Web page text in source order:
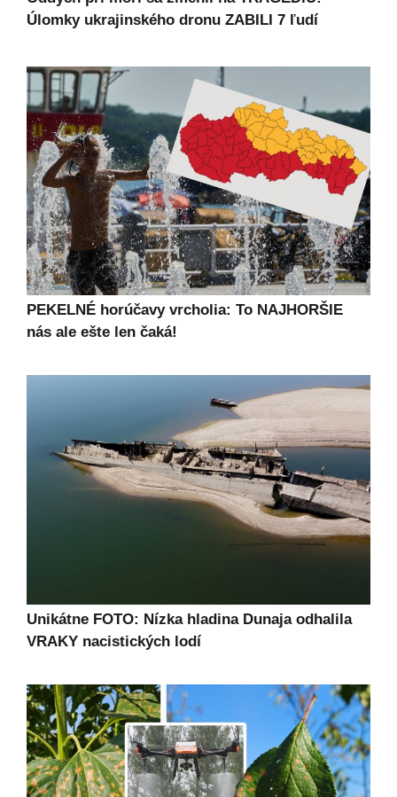
Úlomky ukrajinského dronu ZABILI 7 ľudí
PEKELNÉ horúčavy vrcholia: To NAJHORŠIE
nás ale ešte len čaká!
Unikátne FOTO: Nízka hladina Dunaja odhalila
VRAKY nacistických lodí